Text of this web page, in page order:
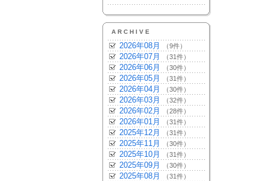
ARCHIVE
2026年08月 （9件）
2026年07月 （31件）
2026年06月 （30件）
2026年05月 （31件）
2026年04月 （30件）
2026年03月 （32件）
2026年02月 （28件）
2026年01月 （31件）
2025年12月 （31件）
2025年11月 （30件）
2025年10月 （31件）
2025年09月 （30件）
2025年08月 （31件）